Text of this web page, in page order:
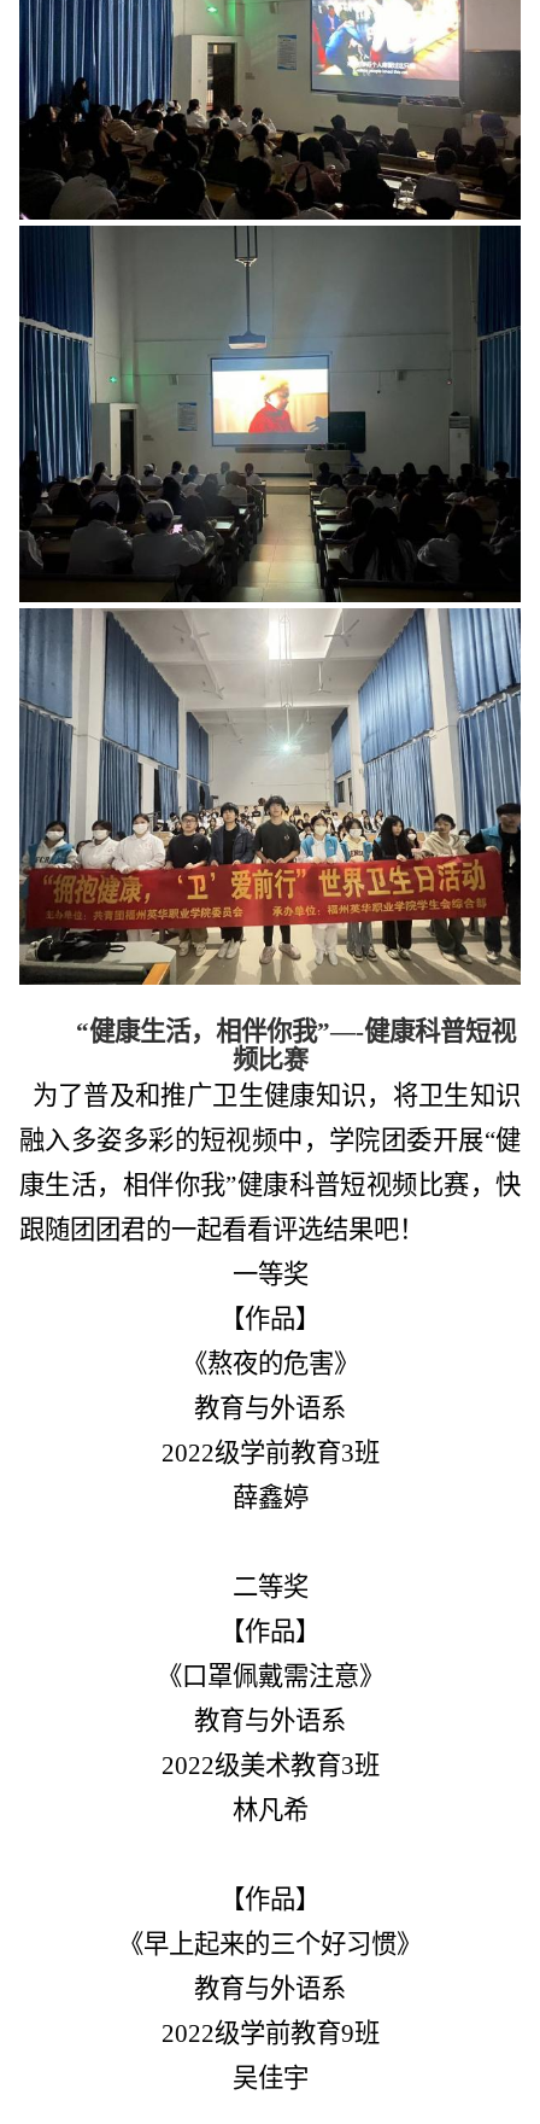
“健康生活，相伴你我”—-健康科普短视
频比赛
为了普及和推广卫生健康知识，将卫生知识
融入多姿多彩的短视频中，学院团委开展“健
康生活，相伴你我”健康科普短视频比赛，快
跟随团团君的一起看看评选结果吧！
一等奖
【作品】
《熬夜的危害》
教育与外语系
2022级学前教育3班
薛鑫婷
二等奖
【作品】
《口罩佩戴需注意》
教育与外语系
2022级美术教育3班
林凡希
【作品】
《早上起来的三个好习惯》
教育与外语系
2022级学前教育9班
吴佳宇